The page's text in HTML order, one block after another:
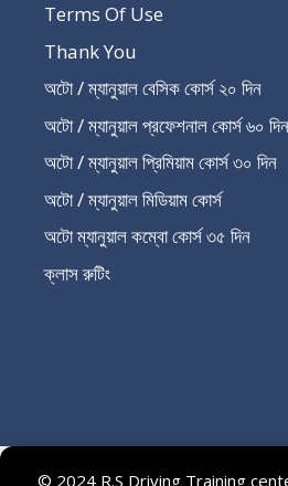
Terms Of Use
Thank You
অটো / ম্যানুয়াল বেসিক কোর্স ২০ দিন
অটো / ম্যানুয়াল প্রফেশনাল কোর্স ৬০ দিন
অটো / ম্যানুয়াল প্রিমিয়াম কোর্স ৩০ দিন
অটো / ম্যানুয়াল মিডিয়াম কোর্স
অটো ম্যানুয়াল কম্বো কোর্স ৩৫ দিন
ক্লাস রুটিং
© 2024 R.S Driving Training